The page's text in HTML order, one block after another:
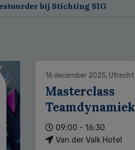
bij Stichting SIG
16 december 2025, Utrecht
Masterclass
Teamdynamiek
09:00 - 16:30
Van der Valk Hotel